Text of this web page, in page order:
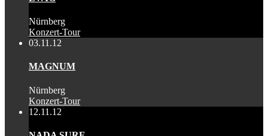
Nürnberg
Konzert-Tour
03.11.12
MAGNUM
Nürnberg
Konzert-Tour
12.11.12